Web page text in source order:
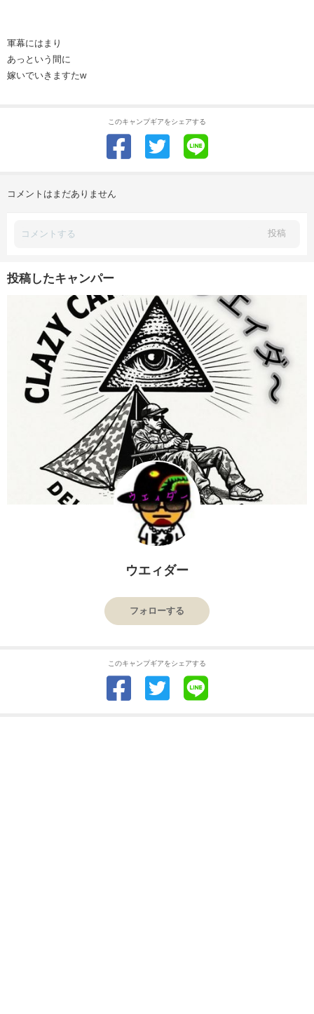
軍幕にはまり
あっという間に
嫁いでいきますたw
このキャンプギアをシェアする
コメントはまだありません
投稿
投稿したキャンパー
ウエィダー
フォローする
このキャンプギアをシェアする